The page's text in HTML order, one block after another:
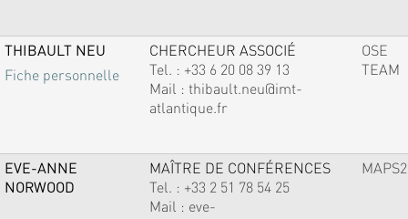
THIBAULT NEU
Fiche personnelle
CHERCHEUR ASSOCIÉ
Tel. : +33 6 20 08 39 13
Mail : thibault.neu@imt-
atlantique.fr
OSE
TEAM
EVE-ANNE
NORWOOD
MAÎTRE DE CONFÉRENCES
Tel. : +33 2 51 78 54 25
Mail : eve-
MAPS2